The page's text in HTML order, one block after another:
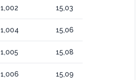
1,002 15,03
1,004 15,06
1,005 15,08
1,006 15,09